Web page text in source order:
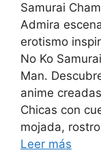
Samurai
Admira
erotismo
No Ko
Man.
anime
Chicas con
mojada,
Leer más